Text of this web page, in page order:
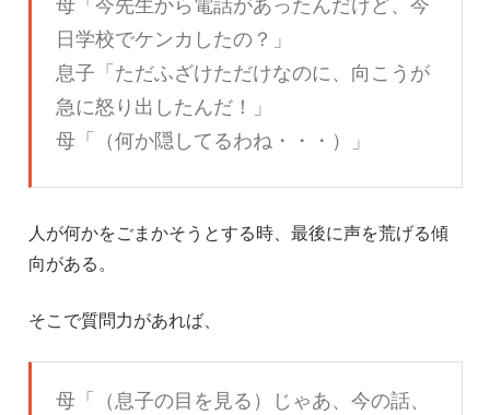
日学校でケンカしたの？」
息子「ただふざけただけなのに、向こうが
急に怒り出したんだ！」
母「（何か隠してるわね・・・）」
人が何かをごまかそうとする時、最後に声を荒げる傾
向がある。
そこで質問力があれば、
母「（息子の目を見る）じゃあ、今の話、